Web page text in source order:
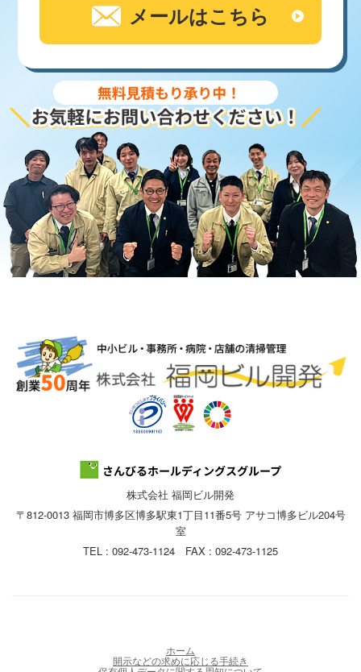
メールはこちら
株式会社 福岡ビル開発
〒812-0013 福岡市博多区博多駅東1丁目11番5号 アサコ博多ビル204号
室
TEL : 092-473-1124 FAX : 092-473-1125
ホーム
開示などの求めに応じる手続き